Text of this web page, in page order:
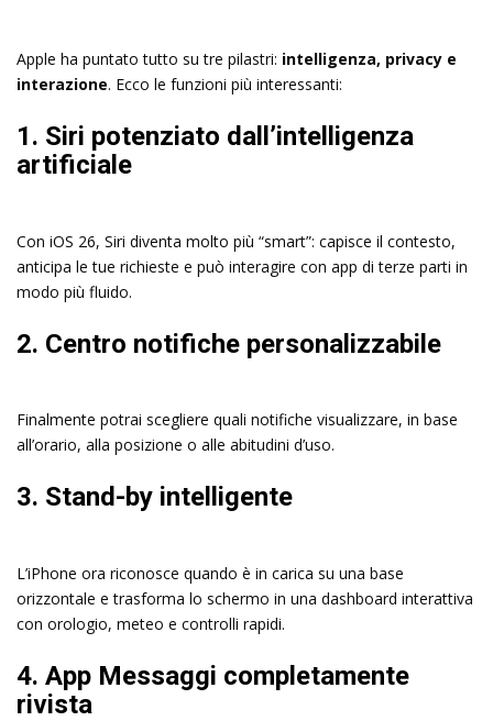
Apple ha puntato tutto su tre pilastri: intelligenza, privacy e
interazione. Ecco le funzioni più interessanti:
1. Siri potenziato dall’intelligenza
artificiale
Con iOS 26, Siri diventa molto più “smart”: capisce il contesto,
anticipa le tue richieste e può interagire con app di terze parti in
modo più fluido.
2. Centro notifiche personalizzabile
Finalmente potrai scegliere quali notifiche visualizzare, in base
all’orario, alla posizione o alle abitudini d’uso.
3. Stand-by intelligente
L’iPhone ora riconosce quando è in carica su una base
orizzontale e trasforma lo schermo in una dashboard interattiva
con orologio, meteo e controlli rapidi.
4. App Messaggi completamente
rivista